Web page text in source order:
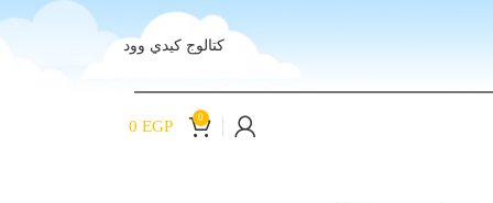
كتالوج كيدي وود
0
0 EGP